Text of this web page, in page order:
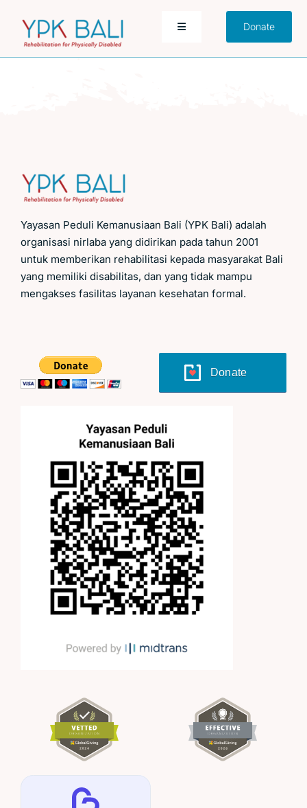
content
Toggle
Gangguan Kesehatan
Kehamilan
Situs Web YPK Bali
Donate
Yayasan Peduli Kemanusiaan Bali (YPK Bali) adalah
organisasi nirlaba yang didirikan pada tahun 2001
untuk memberikan rehabilitasi kepada masyarakat Bali
yang memiliki disabilitas, dan yang tidak mampu
mengakses fasilitas layanan kesehatan formal.
Donate